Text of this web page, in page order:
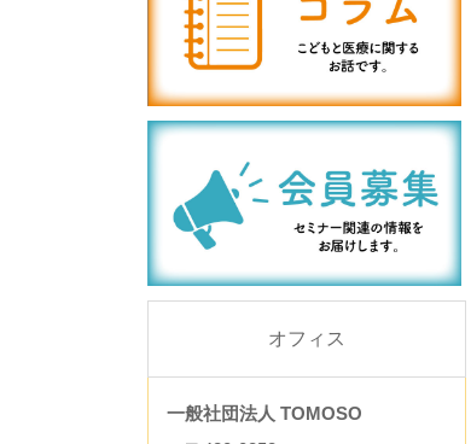
オフィス
一般社団法人 TOMOSO